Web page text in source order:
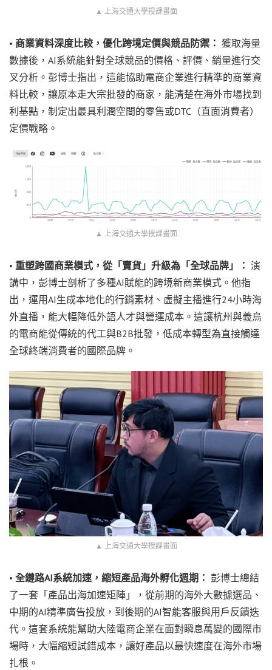
▲ 上海交通大學授課畫面
• 商業資料深度比較，優化跨境定價與競品防禦： 獲取海量
數據後，AI系統能針對全球競品的價格、評價、銷量進行交
叉分析。彭博士指出，這能協助電商企業進行精準的商業資
料比較，讓原本走大宗批發的商家，能清楚在海外市場找到
利基點，制定出最具利潤空間的零售或DTC（直面消費者）
定價戰略。
▲ 上海交通大學授課畫面
• 重塑跨國商業模式，從「賣貨」升級為「全球品牌」： 演
講中，彭博士剖析了多種AI賦能的跨境新商業模式。他指
出，運用AI生成本地化的行銷素材、虛擬主播進行24小時海
外直播，能大幅降低外語人才與營運成本。這讓杭州與義烏
的電商能從傳統的代工與B2B批發，低成本轉型為直接觸達
全球終端消費者的國際品牌。
▲ 上海交通大學授課畫面
• 全鏈路AI系統加速，縮短產品海外孵化週期： 彭博士總結
了一套「產品出海加速矩陣」，從前期的海外大數據選品、
中期的AI精準廣告投放，到後期的AI智能客服與用戶反饋迭
代。這套系統能幫助大陸電商企業在面對瞬息萬變的國際市
場時，大幅縮短試錯成本，讓好產品以最快速度在海外市場
扎根。